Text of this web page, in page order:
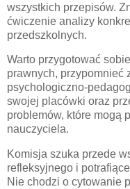
wszystkich przepisów.
ćwiczenie analizy
przedszkolnych.
Warto przygotować
prawnych, przypomnieć
psychologiczno-
swojej placówki oraz
problemów, które mogą
nauczyciela.
Komisja szuka przede
refleksyjnego i
Nie chodzi o cytowanie